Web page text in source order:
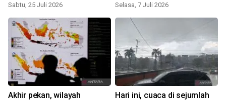
Sabtu, 25 Juli 2026 Selasa, 7 Juli 2026
Akhir pekan, wilayah
Hari ini, cuaca di sejumlah